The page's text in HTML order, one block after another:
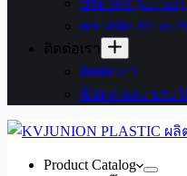
ปริมาตร (cc /
พลาสติก PE vs
ติดต่อเรา
ติดต่อเรา
ข้อมูล และ ประ
Product Catalog